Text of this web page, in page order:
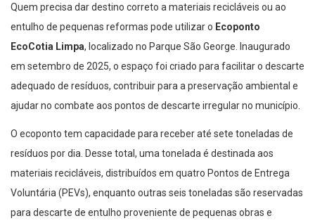
Quem precisa dar destino correto a materiais recicláveis ou ao
entulho de pequenas reformas pode utilizar o Ecoponto
EcoCotia Limpa, localizado no Parque São George. Inaugurado
em setembro de 2025, o espaço foi criado para facilitar o descarte
adequado de resíduos, contribuir para a preservação ambiental e
ajudar no combate aos pontos de descarte irregular no município.
O ecoponto tem capacidade para receber até sete toneladas de
resíduos por dia. Desse total, uma tonelada é destinada aos
materiais recicláveis, distribuídos em quatro Pontos de Entrega
Voluntária (PEVs), enquanto outras seis toneladas são reservadas
para descarte de entulho proveniente de pequenas obras e